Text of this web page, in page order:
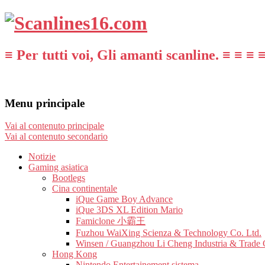
≡ Per tutti voi, Gli amanti scanline. ≡ ≡ ≡ ≡
Menu principale
Vai al contenuto principale
Vai al contenuto secondario
Notizie
Gaming asiatica
Bootlegs
Cina continentale
iQue Game Boy Advance
iQue 3DS XL Edition Mario
Famiclone 小霸王
Fuzhou WaiXing Scienza & Technology Co. Ltd.
Winsen / Guangzhou Li Cheng Industria & Trade
Hong Kong